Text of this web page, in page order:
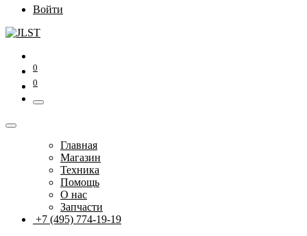
Войти
0
0
Главная
Магазин
Техника
Помощь
О нас
Запчасти
+7 (495) 774-19-19